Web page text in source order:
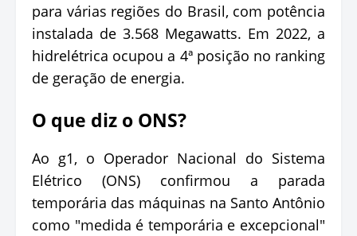
para várias regiões do Brasil, com potência
instalada de 3.568 Megawatts. Em 2022, a
hidrelétrica ocupou a 4ª posição no ranking
de geração de energia.
O que diz o ONS?
Ao g1, o Operador Nacional do Sistema
Elétrico (ONS) confirmou a parada
temporária das máquinas na Santo Antônio
como "medida é temporária e excepcional"